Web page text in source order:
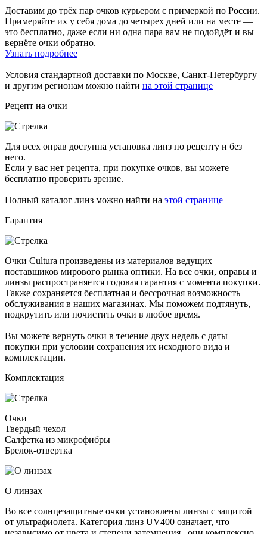
Доставим до трёх пар очков курьером с примеркой по России.
Примеряйте их у себя дома до четырех дней или на месте —
это бесплатно, даже если ни одна пара вам не подойдёт и вы
вернёте очки обратно.
Узнать подробнее
Условия стандартной доставки по Москве, Санкт-Петербургу
и другим регионам можно найти на этой странице
Рецепт на очки
Для всех оправ доступна установка линз по рецепту и без
него.
Если у вас нет рецепта, при покупке очков, вы можете
бесплатно проверить зрение.
Полный каталог линз можно найти на этой странице
Гарантия
Очки Cultura произведены из материалов ведущих
поставщиков мирового рынка оптики. На все очки, оправы и
линзы распространяется годовая гарантия с момента покупки.
Также сохраняется бесплатная и бессрочная возможность
обслуживания в наших магазинах. Мы поможем подтянуть,
подкрутить или почистить очки в любое время.
Вы можете вернуть очки в течение двух недель с даты
покупки при условии сохранения их исходного вида и
комплектации.
Комплектация
Очки
Твердый чехол
Салфетка из микрофибры
Брелок-отвертка
О линзах
Во все солнцезащитные очки установлены линзы c защитой
от ультрафиолета. Категория линз UV400 означает, что